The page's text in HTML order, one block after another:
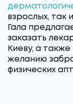
взрослых, так
Гала
заказать
Киеву, а
желанию
физических